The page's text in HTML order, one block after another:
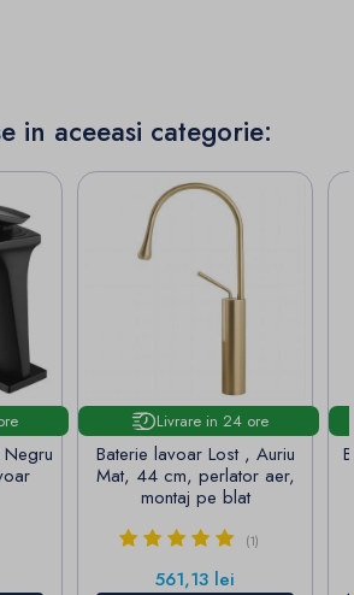
in aceeasi categorie:
Livrare in 24 ore
Baterie lavoar Lost , Auriu
Mat, 44 cm, perlator aer,
montaj pe blat
(1)
Pret
561,13 lei